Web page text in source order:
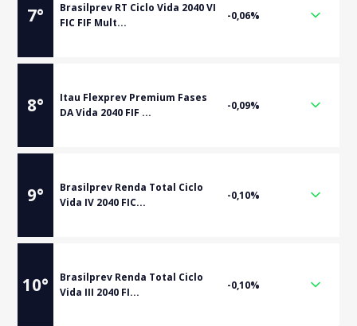
7°
Brasilprev RT Ciclo Vida 2040 VI
FIC FIF Mult...
-0,06%
8°
Itau Flexprev Premium Fases
DA Vida 2040 FIF ...
-0,09%
9°
Brasilprev Renda Total Ciclo
Vida IV 2040 FIC...
-0,10%
10°
Brasilprev Renda Total Ciclo
Vida III 2040 FI...
-0,10%